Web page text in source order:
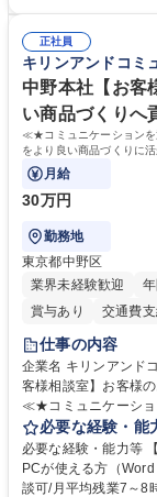
密集地域の特定整備
道路施設や道路工事
へ配属。※業務内容変更の範
ープ】総合職（事務
は、駐車場の管理運
部門など多岐に渡る
事業の他、新宿駅西
イン」の管理運営を
います。 学歴・資格 学歴：大学院 大学 高専 短大 専修学校 高校 語学力：
資格：
正社員
キリンアンドコミ
中野本社【お客
い商品づくりへ
≪★コミュニケーション
をより良い商品づくりに
月給
30万円
勤務地
東京都中野区
業界未経験歓迎
賞与あり
交通費
仕事の内容
企業名 キリンアンドコミュニ
客様相談室】お客様のお
≪★コミュニケーシ
お客様のお声をより
様相談室でのお仕事です。 日々お客様からいただくキリン
意見を、企業活動に
って対応、情報提供
必要な経験・能
必要な経験・能力等
PCが使える方（
談可/月平均残業7～8時間程度 【入社後の研修】着任